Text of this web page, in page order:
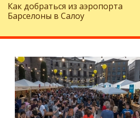
Как добраться из аэропорта
Барселоны в Салоу